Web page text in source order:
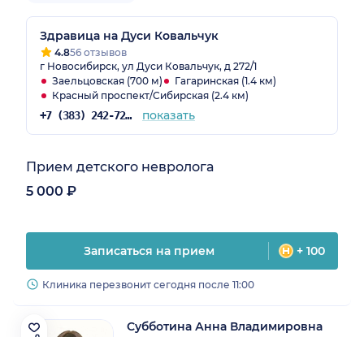
Здравица на Дуси Ковальчук
4.856 отзывов
г Новосибирск, ул Дуси Ковальчук, д 272/1
Заельцовская (700 м)
Гагаринская (1.4 км)
Красный проспект/Сибирская (2.4 км)
+7 (383) 242-72-53 показать
Прием детского невролога
5 000 ₽
Записаться на прием + 100
Клиника перезвонит сегодня после 11:00
Субботина Анна Владимировна